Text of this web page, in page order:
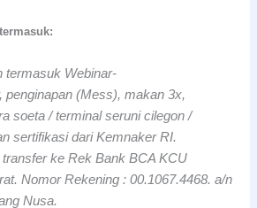
termasuk Webinar-
penginapan (Mess), makan 3x,
soeta / terminal seruni cilegon /
sertifikasi dari Kemnaker RI.
ke Rek Bank BCA KCU
Nomor Rekening : 00.1067.4468. a/n
Nusa.